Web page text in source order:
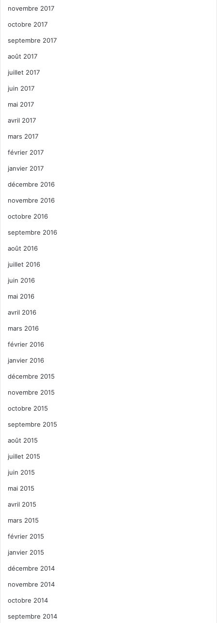
novembre 2017
octobre 2017
septembre 2017
août 2017
juillet 2017
juin 2017
mai 2017
avril 2017
mars 2017
février 2017
janvier 2017
décembre 2016
novembre 2016
octobre 2016
septembre 2016
août 2016
juillet 2016
juin 2016
mai 2016
avril 2016
mars 2016
février 2016
janvier 2016
décembre 2015
novembre 2015
octobre 2015
septembre 2015
août 2015
juillet 2015
juin 2015
mai 2015
avril 2015
mars 2015
février 2015
janvier 2015
décembre 2014
novembre 2014
octobre 2014
septembre 2014